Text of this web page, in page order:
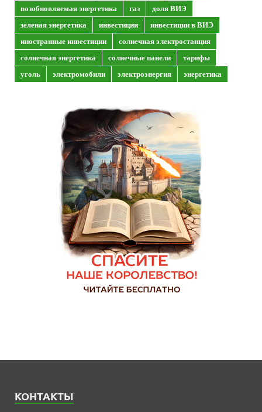
возобновляемая энергетика
газ
доля ВИЭ
зеленая энергетика
инвестиции
инвестиции в ВИЭ
иностранные инвестиции
солнечная электростанция
солнечная энергетика
солнечные панели
тарифы
уголь
электромобили электроэнергия энергетика
КОНТАКТЫ